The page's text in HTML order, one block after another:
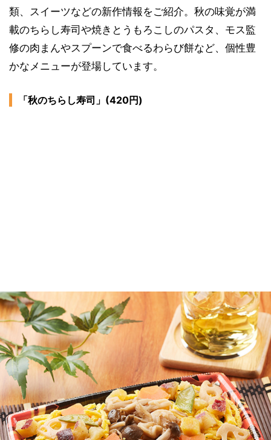
類、スイーツなどの新作情報をご紹介。秋の味覚が満
載のちらし寿司や焼きとうもろこしのパスタ、モス監
修の肉まんやスプーンで食べるわらび餅など、個性豊
かなメニューが登場しています。
「秋のちらし寿司」(420円)